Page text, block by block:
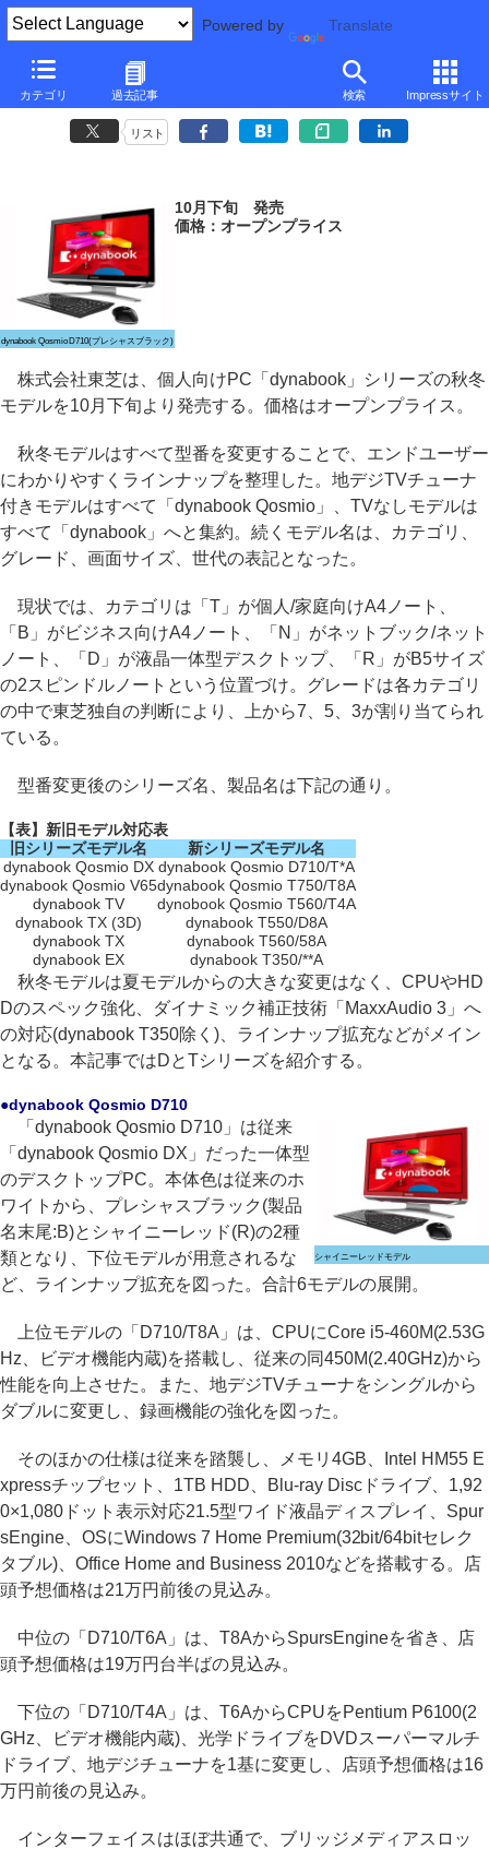
Powered by Translate
カテゴリ 過去記事 検索 Impressサイト
東芝、一体型ラインナップ強化を図った「dynabook」秋冬モデル
～dynabook全体で型番変更して性能強化
リスト
dynabook Qosmio D710(プレシャスブラック)
10月下旬 発売
価格：オープンプライス
株式会社東芝は、個人向けPC「dynabook」シリーズの秋冬
モデルを10月下旬より発売する。価格はオープンプライス。
秋冬モデルはすべて型番を変更することで、エンドユーザー
にわかりやすくラインナップを整理した。地デジTVチューナ
付きモデルはすべて「dynabook Qosmio」、TVなしモデルは
すべて「dynabook」へと集約。続くモデル名は、カテゴリ、
グレード、画面サイズ、世代の表記となった。
現状では、カテゴリは「T」が個人/家庭向けA4ノート、
「B」がビジネス向けA4ノート、「N」がネットブック/ネット
ノート、「D」が液晶一体型デスクトップ、「R」がB5サイズ
の2スピンドルノートという位置づけ。グレードは各カテゴリ
の中で東芝独自の判断により、上から7、5、3が割り当てられ
ている。
型番変更後のシリーズ名、製品名は下記の通り。
【表】新旧モデル対応表
旧シリーズモデル名
新シリーズモデル名
dynabook Qosmio DX dynabook Qosmio D710/T*A
dynabook Qosmio V65dynabook Qosmio T750/T8A
dynabook TV
dynobook Qosmio T560/T4A
dynabook TX (3D)
dynabook T550/D8A
dynabook TX
dynabook T560/58A
dynabook EX
dynabook T350/**A
秋冬モデルは夏モデルからの大きな変更はなく、CPUやHD
Dのスペック強化、ダイナミック補正技術「MaxxAudio 3」へ
の対応(dynabook T350除く)、ラインナップ拡充などがメイン
となる。本記事ではDとTシリーズを紹介する。
●dynabook Qosmio D710
シャイニーレッドモデル
「dynabook Qosmio D710」は従来
「dynabook Qosmio DX」だった一体型
のデスクトップPC。本体色は従来のホ
ワイトから、プレシャスブラック(製品
名末尾:B)とシャイニーレッド(R)の2種
類となり、下位モデルが用意されるな
ど、ラインナップ拡充を図った。合計6モデルの展開。
上位モデルの「D710/T8A」は、CPUにCore i5-460M(2.53G
Hz、ビデオ機能内蔵)を搭載し、従来の同450M(2.40GHz)から
性能を向上させた。また、地デジTVチューナをシングルから
ダブルに変更し、録画機能の強化を図った。
そのほかの仕様は従来を踏襲し、メモリ4GB、Intel HM55 E
xpressチップセット、1TB HDD、Blu-ray Discドライブ、1,92
0×1,080ドット表示対応21.5型ワイド液晶ディスプレイ、Spur
sEngine、OSにWindows 7 Home Premium(32bit/64bitセレク
タブル)、Office Home and Business 2010などを搭載する。店
頭予想価格は21万円前後の見込み。
中位の「D710/T6A」は、T8AからSpursEngineを省き、店
頭予想価格は19万円台半ばの見込み。
下位の「D710/T4A」は、T6AからCPUをPentium P6100(2
GHz、ビデオ機能内蔵)、光学ドライブをDVDスーパーマルチ
ドライブ、地デジチューナを1基に変更し、店頭予想価格は16
万円前後の見込み。
インターフェイスはほぼ共通で、ブリッジメディアスロッ